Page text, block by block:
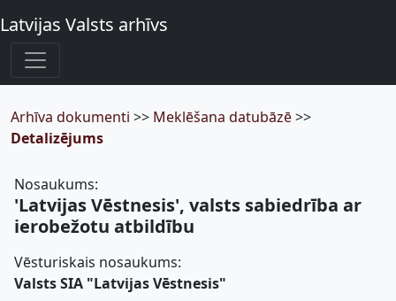
Latvijas Valsts arhīvs
Arhīva dokumenti >> Meklēšana datubāzē>>
Detalizējums
Nosaukums:
'Latvijas Vēstnesis', valsts sabiedrība ar
ierobežotu atbildību
Vēsturiskais nosaukums:
Valsts SIA "Latvijas Vēstnesis"